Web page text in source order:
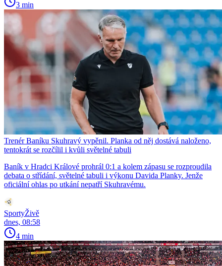
3 min
Trenér Baníku Skuhravý vypěnil. Planka od něj dostává naloženo,
tentokrát se rozčílil i kvůli světelné tabuli
Baník v Hradci Králové prohrál 0:1 a kolem zápasu se rozproudila
debata o střídání, světelné tabuli i výkonu Davida Planky. Jenže
oficiální ohlas po utkání nepatří Skuhravému.
SportyŽivě
dnes, 08:58
4 min